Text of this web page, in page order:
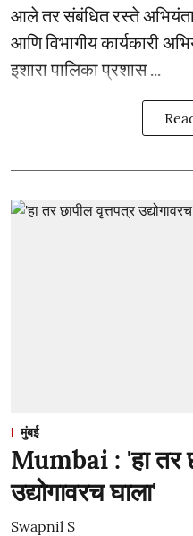
आले तर संबंधित रस्ते
आणि विभागीय कार्यकारी
इशारा पालिका प्रशास ...
मुंबई
Mumbai : 'हा तर
उद्योगावरच घाला'
Swapnil S